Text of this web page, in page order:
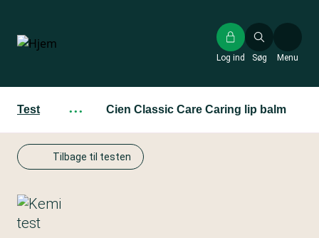
hovedindhold
Søg
Log ind Menu
Test ··· Cien Classic Care Caring lip balm
Tilbage til testen